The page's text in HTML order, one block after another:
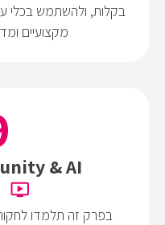
בקלות, ולהשתמש בכלי
מקצועיים
& AI
בפרק זה תלמדו לחקור